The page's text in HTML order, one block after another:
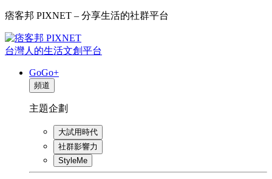
痞客邦 PIXNET – 分享生活的社群平台
台灣人的生活文創平台
GoGo+
頻道
主題企劃
大試用時代
社群影響力
StyleMe